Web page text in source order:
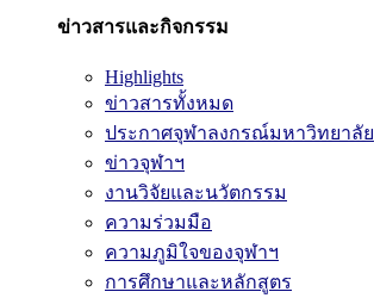
ข่าวสารและกิจกรรม
Highlights
ข่าวสารทั้งหมด
ประกาศจุฬาลงกรณ์มหาวิทยาลัย
ข่าวจุฬาฯ
งานวิจัยและนวัตกรรม
ความร่วมมือ
ความภูมิใจของจุฬาฯ
การศึกษาและหลักสูตร